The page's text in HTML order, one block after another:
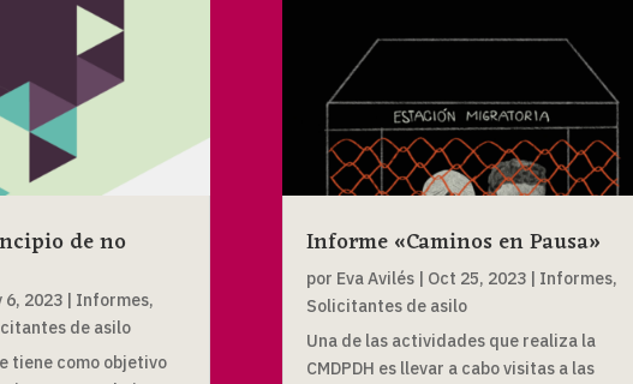
de no
6, 2023 | Informes,
de asilo
tiene como objetivo
Informe «Caminos en Pausa»
por Eva Avilés| Oct 25, 2023| Informes,
Solicitantes de asilo
Una de las actividades que realiza la
CMDPDH es llevar a cabo visitas a las